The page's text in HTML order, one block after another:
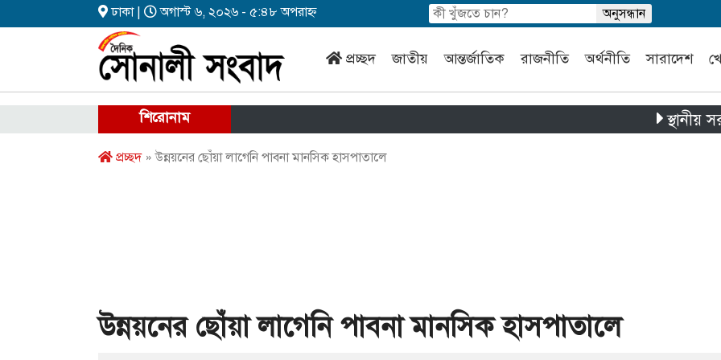
ঢাকা | অগাস্ট ৬, ২০২৬ - ৫:৪৮ অপরাহ্ন
প্রচ্ছদ জাতীয় আন্তর্জাতিক রাজনীতি অর্থনীতি সারাদেশ
শিরোনাম স্থানীয় সরকার
প্রচ্ছদ» উন্নয়নের ছোঁয়া লাগেনি পাবনা মানসিক হাসপাতালে
উন্নয়নের ছোঁয়া লাগেনি পাবনা মানসিক হাসপাতালে